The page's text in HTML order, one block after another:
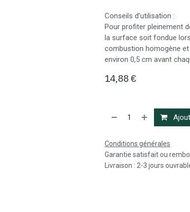
Conseils d’utilisation :
Pour profiter pleinement
la surface soit fondue
combustion homogène
environ 0,5 cm avant
14,88 €
Conditions générales
Garantie satisfait ou
Livraison : 2-3 jours